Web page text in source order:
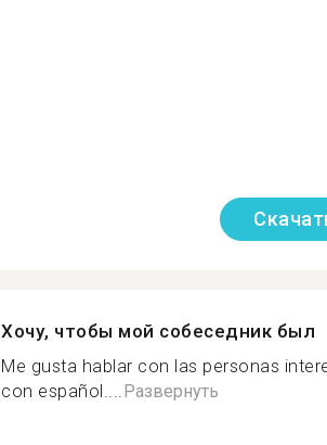
Хочу, чтобы мой собеседник был
Me gusta hablar con las personas
con español....Развернуть